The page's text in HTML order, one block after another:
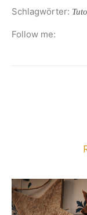
Schlagwörter:
Follow me: